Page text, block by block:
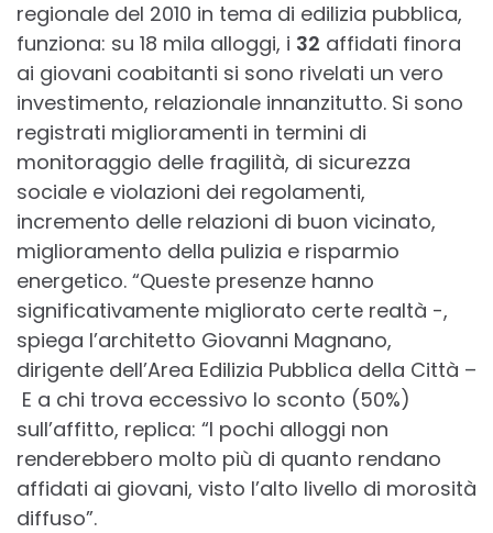
regionale del 2010 in tema di edilizia pubblica,
funziona: su 18 mila alloggi, i 32 affidati finora
ai giovani coabitanti si sono rivelati un vero
investimento, relazionale innanzitutto. Si sono
registrati miglioramenti in termini di
monitoraggio delle fragilità, di sicurezza
sociale e violazioni dei regolamenti,
incremento delle relazioni di buon vicinato,
miglioramento della pulizia e risparmio
energetico. “Queste presenze hanno
significativamente migliorato certe realtà -,
spiega l’architetto Giovanni Magnano,
dirigente dell’Area Edilizia Pubblica della Città –
E a chi trova eccessivo lo sconto (50%)
sull’affitto, replica: “I pochi alloggi non
renderebbero molto più di quanto rendano
affidati ai giovani, visto l’alto livello di morosità
diffuso”.